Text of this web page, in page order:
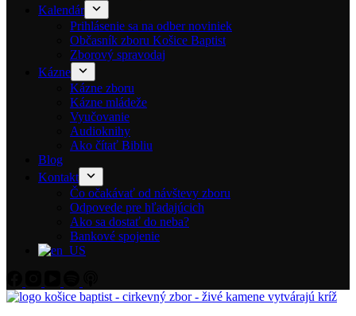
Kalendár
Prihlásenie sa na odber noviniek
Občasník zboru Košice Baptist
Zborový spravodaj
Kázne
Kázne zboru
Kázne mládeže
Vyučovanie
Audioknihy
Ako čítať Bibliu
Blog
Kontakt
Čo očakávať od návštevy zboru
Odpovede pre hľadajúcich
Ako sa dostať do neba?
Bankové spojenie